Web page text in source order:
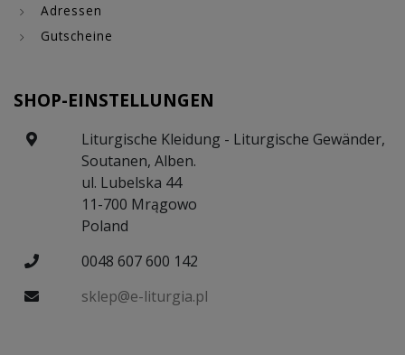
Adressen
Gutscheine
SHOP-EINSTELLUNGEN
Liturgische Kleidung - Liturgische Gewänder,
Soutanen, Alben.
ul. Lubelska 44
11-700 Mrągowo
Poland
0048 607 600 142
sklep@e-liturgia.pl